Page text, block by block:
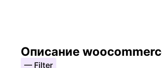
Описание
— Filter